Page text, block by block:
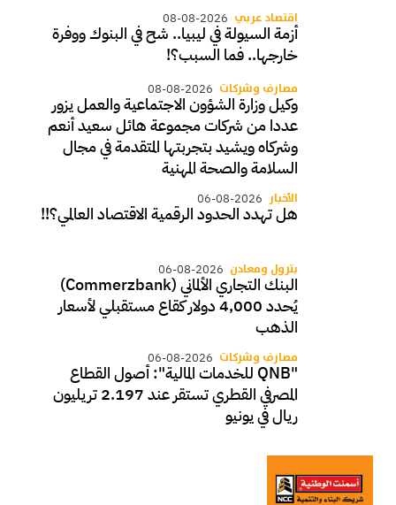
اقتصاد عربي 08-08-2026
أزمة السيولة في ليبيا.. شح في البنوك ووفرة
خارجها.. فما السبب؟!
مصارف وشركات 08-08-2026
وكيل وزارة الشؤون الاجتماعية والعمل يزور
عددا من شركات مجموعة هائل سعيد أنعم
وشركاه ويشيد بتجربتها المتقدمة في مجال
السلامة والصحة المهنية
الأخبار 06-08-2026
هل تهدد الحدود الرقمية الاقتصاد العالمي؟!!
بترول ومعادن 06-08-2026
البنك التجاري الألماني (Commerzbank)
يُحدد 4,000 دولار كقاع مستقبلي لأسعار
الذهب
مصارف وشركات 06-08-2026
"QNB للخدمات المالية": أصول القطاع
المصرفي القطري تستقر عند 2.197 تريليون
ريال في يونيو